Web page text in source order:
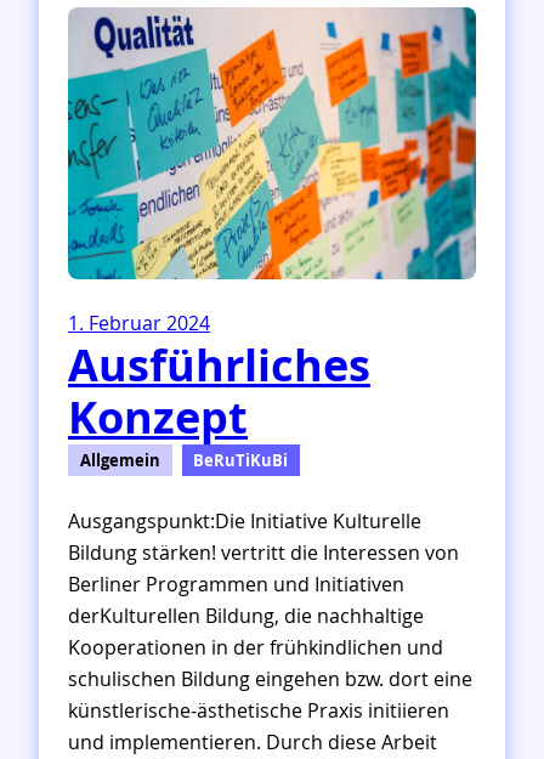
I
N
K
U
B
I
1. Februar 2024
Ausführliches
Konzept
Allgemein BeRuTiKuBi
Ausgangspunkt:Die Initiative Kulturelle
Bildung stärken! vertritt die Interessen von
Berliner Programmen und Initiativen
derKulturellen Bildung, die nachhaltige
Kooperationen in der frühkindlichen und
schulischen Bildung eingehen bzw. dort eine
künstlerische-ästhetische Praxis initiieren
und implementieren. Durch diese Arbeit